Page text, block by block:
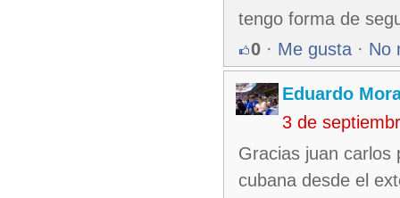
tengo forma de
0 · Me gusta · No
Eduardo
3 de
Gracias juan carlos
cubana desde el